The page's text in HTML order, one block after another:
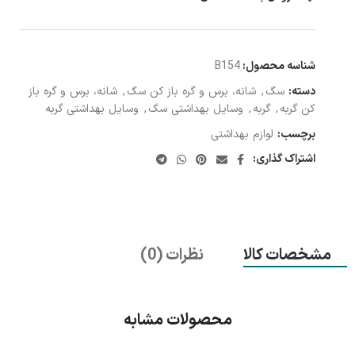
شناسه محصول:B154
دسته: سگ, شانه، برس و گره باز کن سگ, شانه، برس و گره باز
کن گربه, گربه, وسایل بهداشتی سگ, وسایل بهداشتی گربه
برچسب: لوازم بهداشتی
اشتراک گذاری:
مشخصات کالا نظرات (0)
محصولات مشابه